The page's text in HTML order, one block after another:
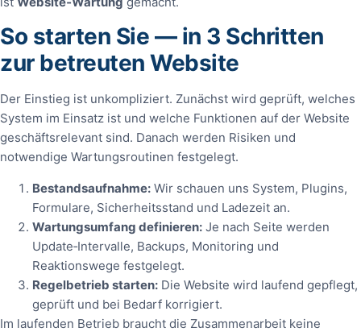
So starten Sie — in 3 Schritten
zur betreuten Website
Der Einstieg ist unkompliziert. Zunächst wird geprüft, welches
System im Einsatz ist und welche Funktionen auf der Website
geschäftsrelevant sind. Danach werden Risiken und
notwendige Wartungsroutinen festgelegt.
Bestandsaufnahme: Wir schauen uns System, Plugins,
Formulare, Sicherheitsstand und Ladezeit an.
Wartungsumfang definieren: Je nach Seite werden
Update‑Intervalle, Backups, Monitoring und
Reaktionswege festgelegt.
Regelbetrieb starten: Die Website wird laufend gepflegt,
geprüft und bei Bedarf korrigiert.
Im laufenden Betrieb braucht die Zusammenarbeit keine